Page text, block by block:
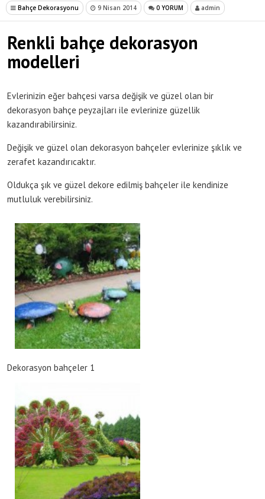
Bahçe Dekorasyonu 9 Nisan 2014 0 YORUM admin
Renkli bahçe dekorasyon
modelleri
Evlerinizin eğer bahçesi varsa değişik ve güzel olan bir
dekorasyon bahçe peyzajları ile evlerinize güzellik
kazandırabilirsiniz.
Değişik ve güzel olan dekorasyon bahçeler evlerinize şıklık ve
zerafet kazandırıcaktır.
Oldukça şık ve güzel dekore edilmiş bahçeler ile kendinize
mutluluk verebilirsiniz.
Dekorasyon bahçeler 1